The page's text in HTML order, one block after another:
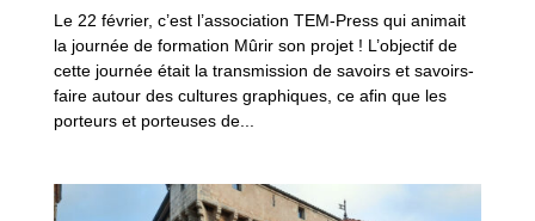
Le 22 février, c’est l’association TEM-Press qui animait
la journée de formation Mûrir son projet ! L’objectif de
cette journée était la transmission de savoirs et savoirs-
faire autour des cultures graphiques, ce afin que les
porteurs et porteuses de...